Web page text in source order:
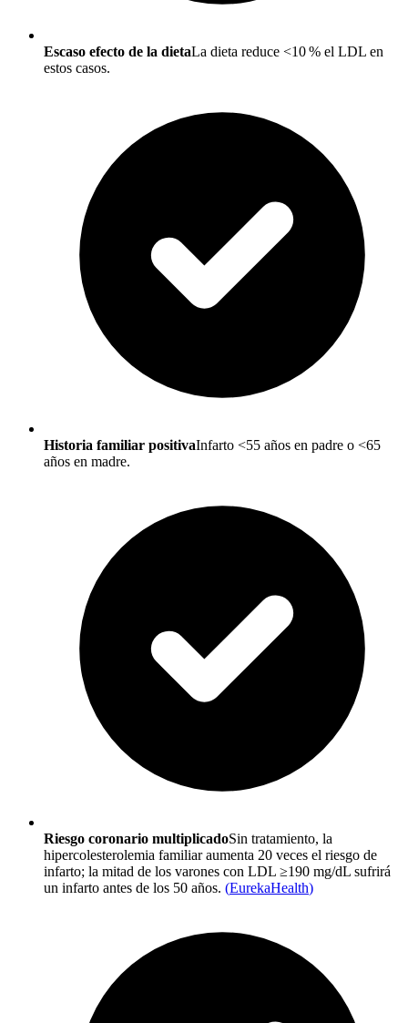
Escaso efecto de la dietaLa dieta reduce <10 % el LDL en
estos casos.
Historia familiar positivaInfarto <55 años en padre o <65
años en madre.
Riesgo coronario multiplicadoSin tratamiento, la
hipercolesterolemia familiar aumenta 20 veces el riesgo de
infarto; la mitad de los varones con LDL ≥190 mg/dL sufrirá
un infarto antes de los 50 años. (EurekaHealth)